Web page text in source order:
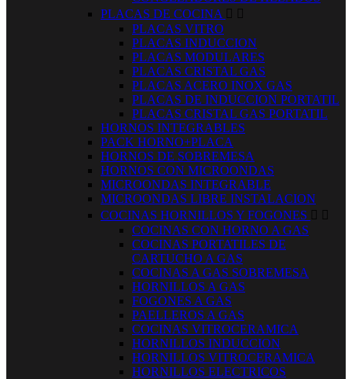
PLACAS DE COCINA  
PLACAS VITRO
PLACAS INDUCCION
PLACAS MODULARES
PLACAS CRISTAL GAS
PLACAS ACERO INOX GAS
PLACAS DE INDUCCION PORTATIL
PLACAS CRISTAL GAS PORTATIL
HORNOS INTEGRABLES
PACK HORNO+PLACA
HORNOS DE SOBREMESA
HORNOS CON MICROONDAS
MICROONDAS INTEGRABLE
MICROONDAS LIBRE INSTALACION
COCINAS HORNILLOS Y FOGONES  
COCINAS CON HORNO A GAS
COCINAS PORTATILES DE
CARTUCHO A GAS
COCINAS A GAS SOBREMESA
HORNILLOS A GAS
FOGONES A GAS
PAELLEROS A GAS
COCINAS VITROCERAMICA
HORNILLOS INDUCCION
HORNILLOS VITROCERAMICA
HORNILLOS ELECTRICOS